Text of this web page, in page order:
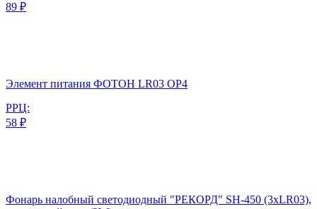
89 ₽
Элемент питания ФОТОН LR03 ОP4
РРЦ:
58 ₽
Фонарь налобный светодиодный "РЕКОРД" SH-450 (3хLR03),